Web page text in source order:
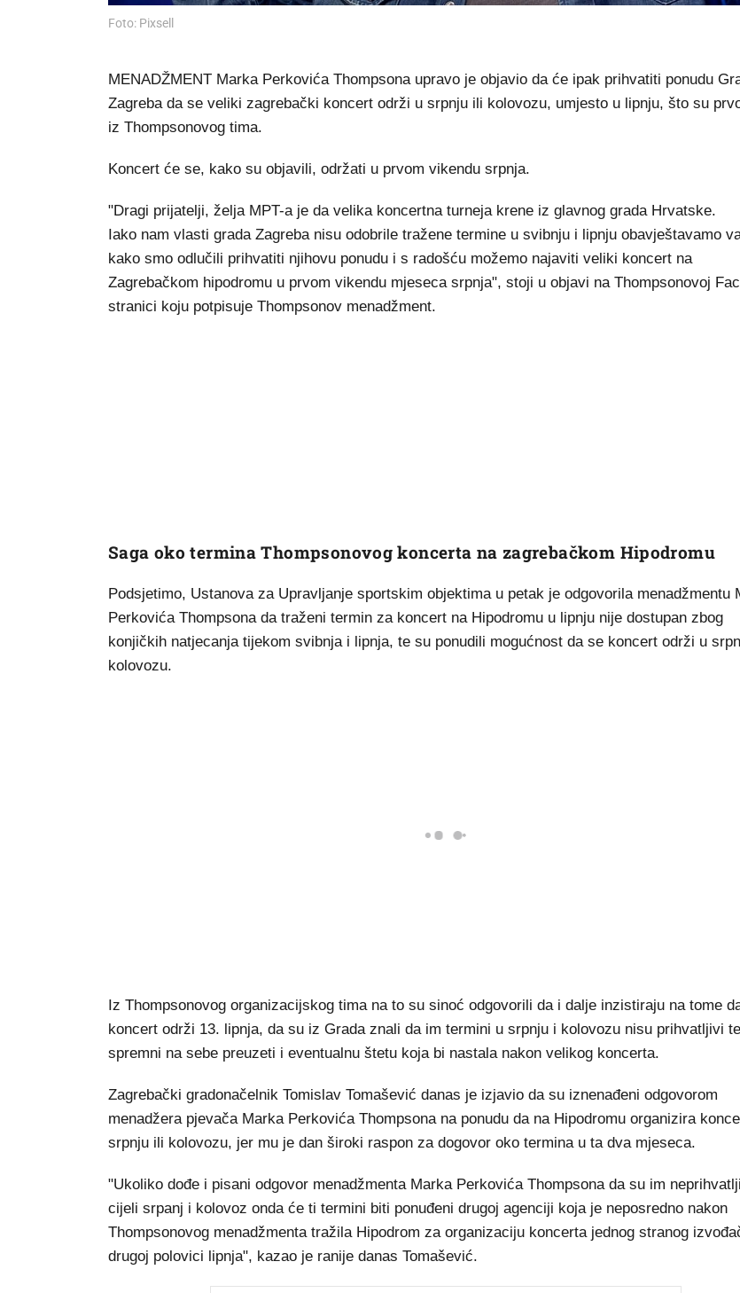
Foto: Pixsell
MENADŽMENT Marka Perkovića Thompsona upravo je objavio da će ipak prihvatiti ponudu
Zagreba da se veliki zagrebački koncert održi u srpnju ili kolovozu, umjesto u lipnju, što su
iz Thompsonovog tima.
Koncert će se, kako su objavili, održati u prvom vikendu srpnja.
"Dragi prijatelji, želja MPT-a je da velika koncertna turneja krene iz glavnog grada Hrvatske.
Iako nam vlasti grada Zagreba nisu odobrile tražene termine u svibnju i lipnju obavještavamo
kako smo odlučili prihvatiti njihovu ponudu i s radošću možemo najaviti veliki koncert na
Zagrebačkom hipodromu u prvom vikendu mjeseca srpnja", stoji u objavi na Thompsonovoj
stranici koju potpisuje Thompsonov menadžment.
Saga oko termina Thompsonovog koncerta na zagrebačkom Hipodromu
Podsjetimo, Ustanova za Upravljanje sportskim objektima u petak je odgovorila menadžmentu
Perkovića Thompsona da traženi termin za koncert na Hipodromu u lipnju nije dostupan zbog
konjičkih natjecanja tijekom svibnja i lipnja, te su ponudili mogućnost da se koncert održi u
kolovozu.
Iz Thompsonovog organizacijskog tima na to su sinoć odgovorili da i dalje inzistiraju na tome
koncert održi 13. lipnja, da su iz Grada znali da im termini u srpnju i kolovozu nisu prihvatljivi
spremni na sebe preuzeti i eventualnu štetu koja bi nastala nakon velikog koncerta.
Zagrebački gradonačelnik Tomislav Tomašević danas je izjavio da su iznenađeni odgovorom
menadžera pjevača Marka Perkovića Thompsona na ponudu da na Hipodromu organizira
srpnju ili kolovozu, jer mu je dan široki raspon za dogovor oko termina u ta dva mjeseca.
"Ukoliko dođe i pisani odgovor menadžmenta Marka Perkovića Thompsona da su im
cijeli srpanj i kolovoz onda će ti termini biti ponuđeni drugoj agenciji koja je neposredno nakon
Thompsonovog menadžmenta tražila Hipodrom za organizaciju koncerta jednog stranog
drugoj polovici lipnja", kazao je ranije danas Tomašević.